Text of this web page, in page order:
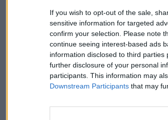
If you wish to opt-out of the sale,
sensitive information for targeted
confirm your selection. Please note
continue seeing interest-based ads
information disclosed to third
further disclosure of your personal
participants. This information may
Downstream Participants that may